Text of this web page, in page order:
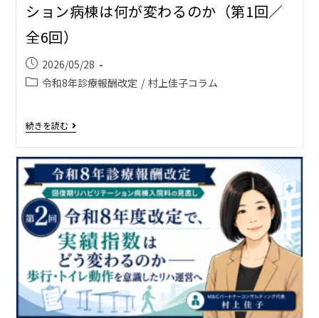
ション病棟は何が変わるのか（第1回／
全6回）
2026/05/28
令和8年診療報酬改定 / 村上佳子コラム
続きを読む